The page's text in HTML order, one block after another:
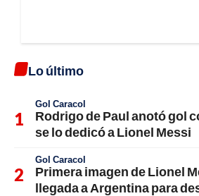
Lo último
Gol Caracol
Rodrigo de Paul anotó gol
se lo dedicó a Lionel Messi
Gol Caracol
Primera imagen de Lionel
llegada a Argentina para